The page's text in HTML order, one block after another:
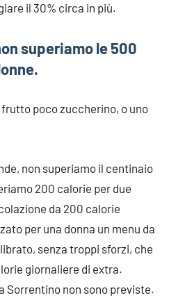
il 30% circa in più.
superiamo le 500
frutto poco zuccherino, o uno
non superiamo il centinaio
200 calorie per due
da 200 calorie
per una donna un menu da
senza troppi sforzi, che
giornaliere di extra.
Sorrentino non sono previste.